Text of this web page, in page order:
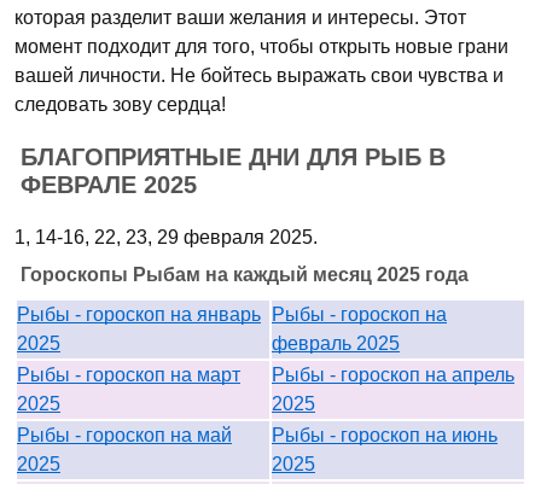
которая разделит ваши желания и интересы. Этот
момент подходит для того, чтобы открыть новые грани
вашей личности. Не бойтесь выражать свои чувства и
следовать зову сердца!
БЛАГОПРИЯТНЫЕ ДНИ ДЛЯ РЫБ В
ФЕВРАЛЕ 2025
1, 14-16, 22, 23, 29 февраля 2025.
Гороскопы Рыбам на каждый месяц 2025 года
Рыбы - гороскоп на январь
2025
Рыбы - гороскоп на
февраль 2025
Рыбы - гороскоп на март
2025
Рыбы - гороскоп на апрель
2025
Рыбы - гороскоп на май
2025
Рыбы - гороскоп на июнь
2025